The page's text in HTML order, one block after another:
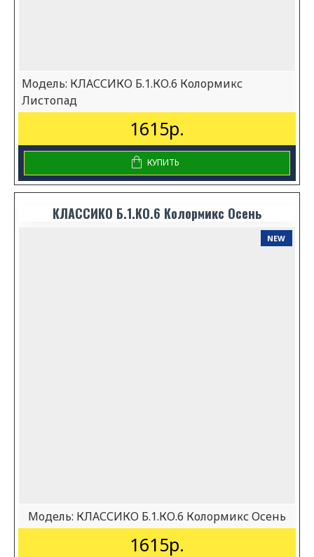
Модель: КЛАССИКО Б.1.КО.6 Колормикс
Листопад
1615р.
КУПИТЬ
КЛАССИКО Б.1.КО.6 Колормикс Осень
NEW
Модель: КЛАССИКО Б.1.КО.6 Колормикс Осень
1615р.